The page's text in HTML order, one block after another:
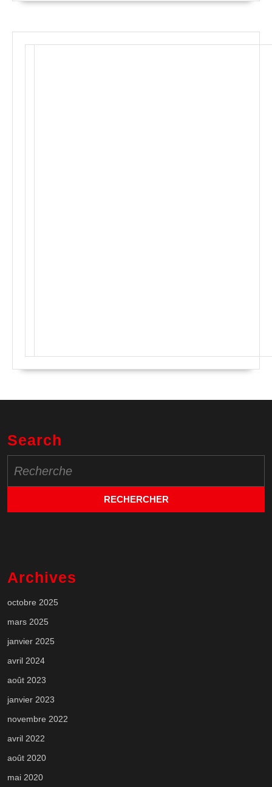
Search
for:
Archives
octobre 2025
mars 2025
janvier 2025
avril 2024
août 2023
janvier 2023
novembre 2022
avril 2022
août 2020
mai 2020